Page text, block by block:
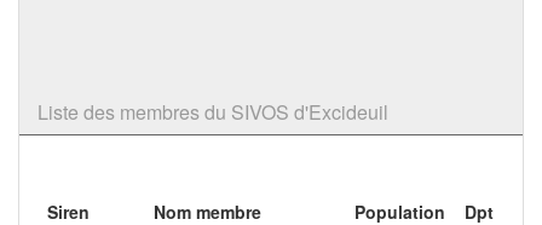
Liste des membres du SIVOS d'Excideuil
Siren Nom membre Population
Dpt